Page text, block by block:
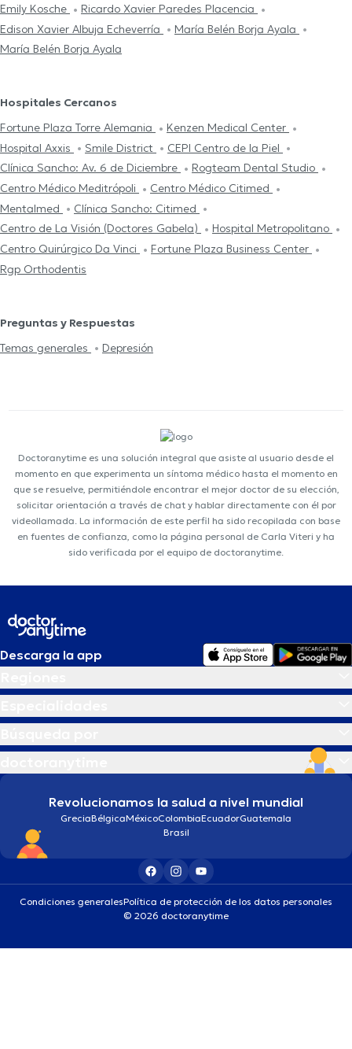
Emily Kosche
Ricardo Xavier Paredes Placencia
Edison Xavier Albuja Echeverría
María Belén Borja Ayala
María Belén Borja Ayala
Hospitales Cercanos
Fortune Plaza Torre Alemania
Kenzen Medical Center
Hospital Axxis
Smile District
CEPI Centro de la Piel
Clínica Sancho: Av. 6 de Diciembre
Rogteam Dental Studio
Centro Médico Meditrópoli
Centro Médico Citimed
Mentalmed
Clínica Sancho: Citimed
Centro de La Visión (Doctores Gabela)
Hospital Metropolitano
Centro Quirúrgico Da Vinci
Fortune Plaza Business Center
Rgp Orthodentis
Preguntas y Respuestas
Temas generales
Depresión
Doctoranytime es una solución integral que asiste al usuario desde el
momento en que experimenta un síntoma médico hasta el momento en
que se resuelve, permitiéndole encontrar el mejor doctor de su elección,
solicitar orientación a través de chat y hablar directamente con él por
videollamada. La información de este perfil ha sido recopilada con base
en fuentes de confianza, como la página personal de Carla Viteri y ha
sido verificada por el equipo de doctoranytime.
Descarga la app
Revolucionamos la salud a nivel mundial
GreciaBélgicaMéxicoColombiaEcuadorGuatemala
Brasil
Condiciones generalesPolítica de protección de los datos personales
© 2026 doctoranytime